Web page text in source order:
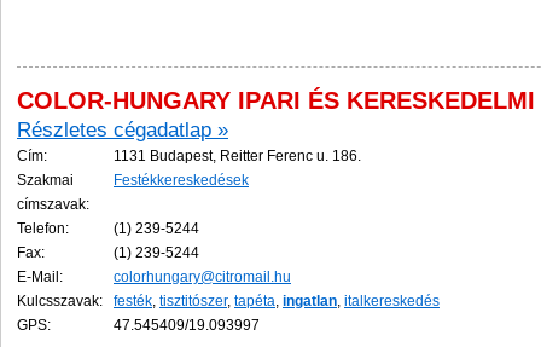
COLOR-HUNGARY IPARI ÉS KERESKEDELMI
Részletes cégadatlap »
Cím:
1131 Budapest, Reitter Ferenc u. 186.
Szakmai
címszavak:
Festékkereskedések
Telefon:
(1) 239-5244
Fax:
(1) 239-5244
E-Mail:
colorhungary@citromail.hu
Kulcsszavak:
festék, tisztitószer, tapéta, ingatlan, italkereskedés
GPS:
47.545409/19.093997